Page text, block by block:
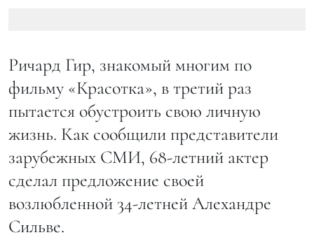
Ричард Гир, знакомый многим по
фильму «Красотка», в третий раз
пытается обустроить свою личную
жизнь. Как сообщили представители
зарубежных СМИ, 68-летний актер
сделал предложение своей
возлюбленной 34-летней Алехандре
Сильве.